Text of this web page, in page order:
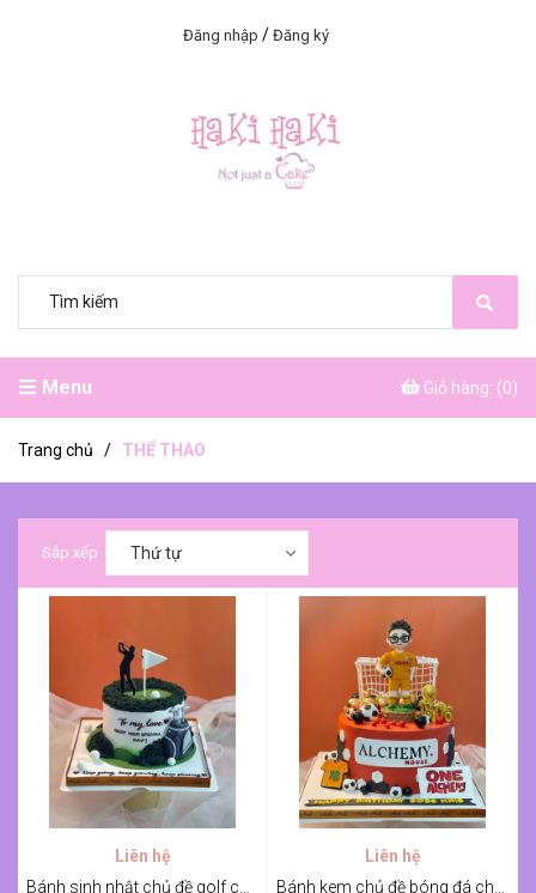
Đăng nhập / Đăng ký
Menu Giỏ hàng: (0)
Trang chủ / THỂ THAO
Sắp xếp Thứ tự
Liên hệ
Liên hệ